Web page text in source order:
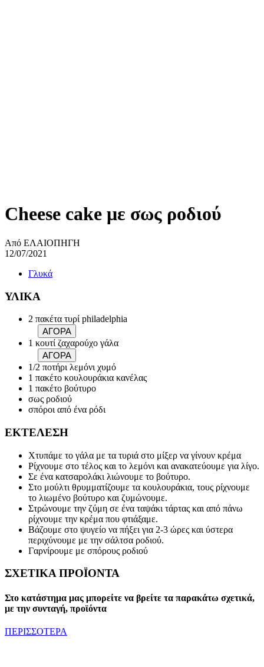
Cheese cake με σως ροδιού
Από ΕΛΑΙΟΠΗΓΗ
12/07/2021
Γλυκά
ΥΛΙΚΑ
2 πακέτα τυρί philadelphia
ΑΓΟΡΑ
1 κουτί ζαχαρούχο γάλα
ΑΓΟΡΑ
1/2 ποτήρι λεμόνι χυμό
1 πακέτο κουλουράκια κανέλας
1 πακέτο βούτυρο
σως ροδιού
σπόροι από ένα ρόδι
ΕΚΤΕΛΕΣΗ
Χτυπάμε το γάλα με τα τυριά στο μίξερ να γίνουν κρέμα
Ρίχνουμε στο τέλος και το λεμόνι και ανακατεύουμε για λίγο.
Σε ένα κατσαρολάκι λιώνουμε το βούτυρο.
Στο μούλτι θρυμματίζουμε τα κουλουράκια, τους ρίχνουμε
το λιωμένο βούτυρο και ζυμώνουμε.
Στρώνουμε την ζύμη σε ένα ταψάκι τάρτας και από πάνω
ρίχνουμε την κρέμα που φτιάξαμε.
Βάζουμε στο ψυγείο να πήξει για 2-3 ώρες και ύστερα
περιχύνουμε με την σάλτσα ροδιού.
Γαρνίρουμε με σπόρους ροδιού
ΣΧΕΤΙΚΑ ΠΡΟΪΟΝΤΑ
Στο κατάστημα μας μπορείτε να βρείτε τα παρακάτω σχετικά,
με την συνταγή, προϊόντα
ΠΕΡΙΣΣΟΤΕΡΑ